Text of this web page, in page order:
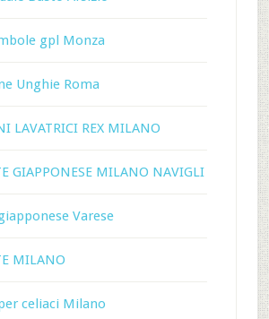
gpl Monza
Unghie Roma
LAVATRICI REX MILANO
GIAPPONESE MILANO NAVIGLI
Varese
MILANO
celiaci Milano